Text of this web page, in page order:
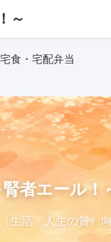
～
宅食・宅配弁当
腎者エール！
生活・人生の質）